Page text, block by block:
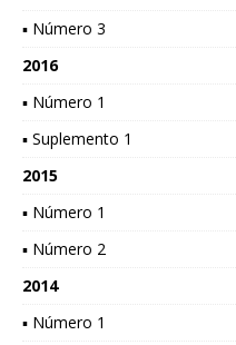
▪ Número 3
2016
▪ Número 1
▪ Suplemento 1
2015
▪ Número 1
▪ Número 2
2014
▪ Número 1